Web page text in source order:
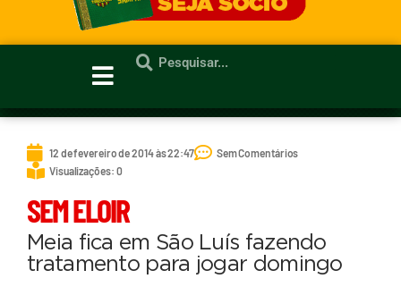
12 de fevereiro de 2014 às 22:47
Sem Comentários
Visualizações: 0
SEM ELOIR
Meia fica em São Luís fazendo
tratamento para jogar domingo